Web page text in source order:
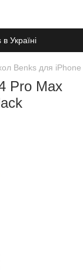
Україні
Benks для
Pro Max